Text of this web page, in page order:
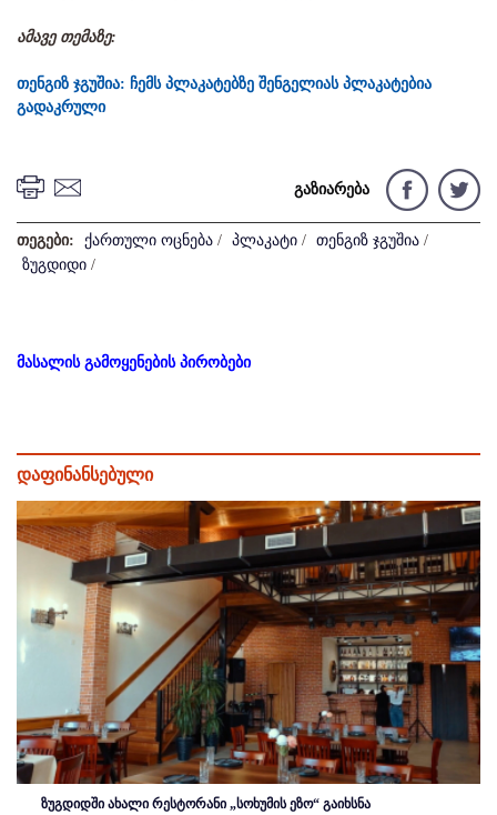
ამავე თემაზე:
თენგიზ ჯგუშია: ჩემს პლაკატებზე შენგელიას პლაკატებია
გადაკრული
გაზიარება
თეგები: ქართული ოცნება / პლაკატი / თენგიზ ჯგუშია /
ზუგდიდი /
მასალის გამოყენების პირობები
დაფინანსებული
ზუგდიდში ახალი რესტორანი „სოხუმის ეზო“ გაიხსნა